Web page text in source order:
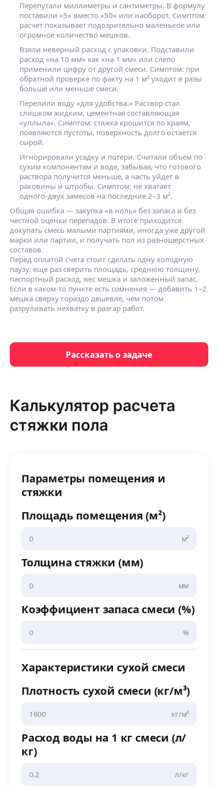
Перепутали миллиметры и сантиметры. В формулу
поставили «5» вместо «50» или наоборот. Симптом:
расчет показывает подозрительно маленькое или
огромное количество мешков.
Взяли неверный расход с упаковки. Подставили
расход «на 10 мм» как «на 1 мм» или слепо
применили цифру от другой смеси. Симптом: при
обратной проверке по факту на 1 м² уходит в разы
больше или меньше смеси.
Перелили воду «для удобства.» Раствор стал
слишком жидким, цементная составляющая
«уплыла». Симптом: стяжка крошится по краям,
появляются пустоты, поверхность долго остается
сырой.
Игнорировали усадку и потери. Считали объем по
сухим компонентам и воде, забывая, что готового
раствора получится меньше, а часть уйдет в
раковины и штробы. Симптом: не хватает
одного‑двух замесов на последние 2–3 м².
Общая ошибка — закупка «в ноль» без запаса и без
честной оценки перепадов. В итоге приходится
докупать смесь малыми партиями, иногда уже другой
марки или партии, и получать пол из разношерстных
составов.
Перед оплатой счета стоит сделать одну холодную
паузу: еще раз сверить площадь, среднюю толщину,
паспортный расход, вес мешка и заложенный запас.
Если в каком‑то пункте есть сомнения — добавить 1–2
мешка сверху гораздо дешевле, чем потом
разруливать нехватку в разгар работ.
Рассказать о задаче
Калькулятор расчета
стяжки пола
Параметры помещения и
стяжки
Площадь помещения (м²)
м²
Толщина стяжки (мм)
мм
Коэффициент запаса смеси (%)
%
Характеристики сухой смеси
Плотность сухой смеси (кг/м³)
кг/м³
Расход воды на 1 кг смеси (л/
кг)
л/кг